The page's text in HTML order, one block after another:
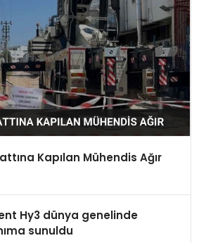
Kapılan Mühendis Ağır
Hy3 dünya genelinde
sunuldu